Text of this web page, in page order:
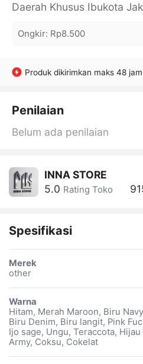
Ongkir: Rp8.500
Produk dikirimkan maks 48 jam
Penilaian
Belum ada penilaian
INNA STORE
5.0 Rating Toko
Spesifikasi
Merek
other
Warna
Hitam, Merah Maroon, Biru
Biru Denim, Biru langit, Pink
Ijo sage, Ungu, Teraccota,
Army, Coksu, Cokelat